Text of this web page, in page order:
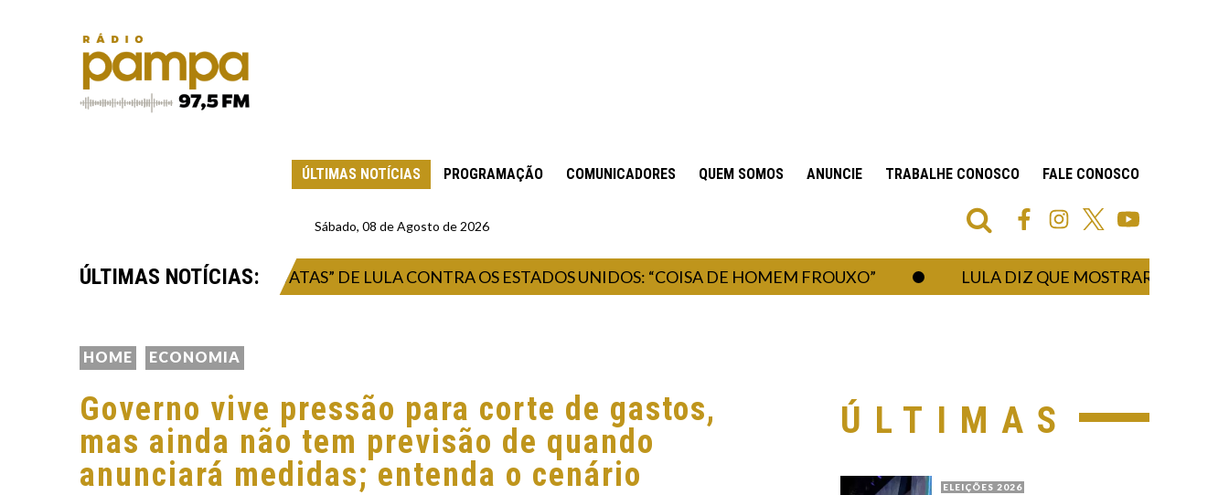
ÚLTIMAS NOTÍCIAS PROGRAMAÇÃO COMUNICADORES QUEM SOMOS ANUNCIE TRABALHE CONOSCO FALE CONOSCO
Sábado, 08 de Agosto de 2026
ÚLTIMAS NOTÍCIAS:
CAIADO CRITICA “BRAVATAS” DE LULA CONTRA OS ESTADOS UNIDOS: “COISA DE HOMEM FROUXO” LULA DIZ QUE MOSTRARÁ AO “AMIGO
HOME ECONOMIA
Governo vive pressão para corte de gastos,
mas ainda não tem previsão de quando
anunciará medidas; entenda o cenário
ÚLTIMAS
ELEIÇÕES 2026